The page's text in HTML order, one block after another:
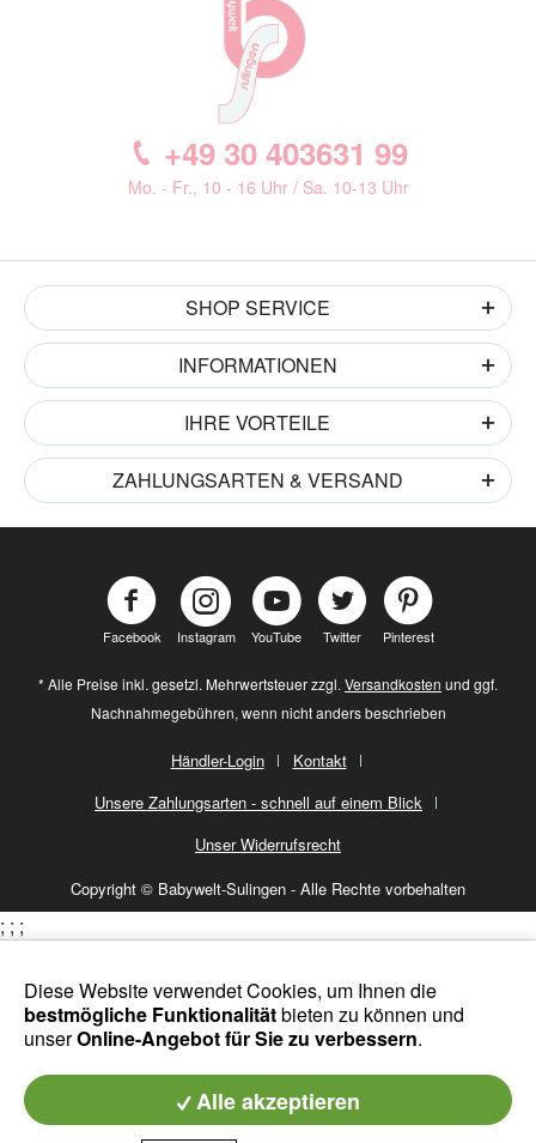
+49 30 403631 99
Mo. - Fr., 10 - 16 Uhr / Sa. 10-13 Uhr
SHOP SERVICE
INFORMATIONEN
IHRE VORTEILE
ZAHLUNGSARTEN & VERSAND
Facebook Instagram YouTube Twitter Pinterest
* Alle Preise inkl. gesetzl. Mehrwertsteuer zzgl. Versandkosten und ggf.
Nachnahmegebühren, wenn nicht anders beschrieben
Händler-Login
Kontakt
Unsere Zahlungsarten - schnell auf einem Blick
Unser Widerrufsrecht
Copyright © Babywelt-Sulingen - Alle Rechte vorbehalten
Diese Website verwendet Cookies, um Ihnen die
bestmögliche Funktionalitätbieten zu können und
unserOnline-Angebot für Sie zu verbessern.
Alle akzeptieren
; ; ;